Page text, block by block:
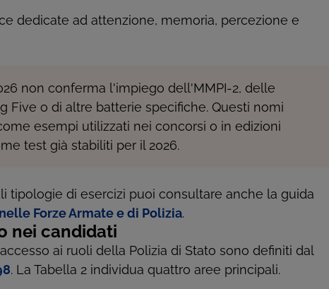
dedicate ad attenzione, memoria, percezione e
non conferma l'impiego dell'MMPI-2, delle
Five o di altre batterie specifiche. Questi nomi
esempi utilizzati nei concorsi o in edizioni
test già stabiliti per il 2026.
tipologie di esercizi puoi consultare anche la guida
Forze Armate e di Polizia.
nei candidati
ai ruoli della Polizia di Stato sono definiti dal
. La Tabella 2 individua quattro aree principali.